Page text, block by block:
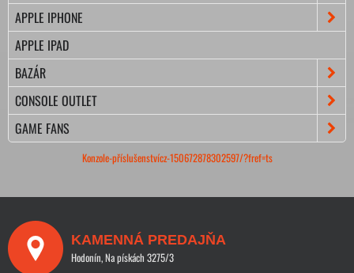
APPLE IPHONE
APPLE IPAD
BAZÁR
CONSOLE OUTLET
GAME FANS
Konzole-příslušenstvícz-150672878302597/?fref=ts
KAMENNÁ PREDAJŇA
Hodonín, Na pískách 3275/3